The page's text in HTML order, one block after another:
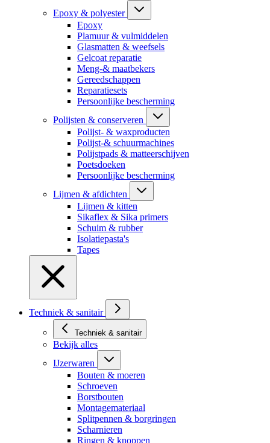
Epoxy & polyester
Epoxy
Plamuur & vulmiddelen
Glasmatten & weefsels
Gelcoat reparatie
Meng-& maatbekers
Gereedschappen
Reparatiesets
Persoonlijke bescherming
Polijsten & conserveren
Polijst- & waxproducten
Polijst-& schuurmachines
Polijstpads & matteerschijven
Poetsdoeken
Persoonlijke bescherming
Lijmen & afdichten
Lijmen & kitten
Sikaflex & Sika primers
Schuim & rubber
Isolatiepasta's
Tapes
Techniek & sanitair
Techniek & sanitair
Bekijk alles
IJzerwaren
Bouten & moeren
Schroeven
Borstbouten
Montagemateriaal
Splitpennen & borgringen
Scharnieren
Ringen & knoppen